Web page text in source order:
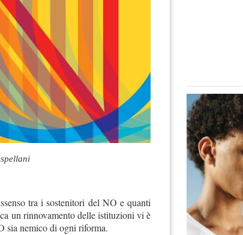
tra i sostenitori del NO e quanti
un rinnovamento delle istituzioni vi è
sia nemico di ogni riforma.